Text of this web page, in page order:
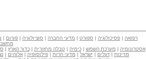
רפואה | פסיכולוגיה | ספורט | מדעי החברה | סוציולוגיה | פורום |
אסטרונומיה | מערכת השמש |כימיה | טבלה מחזורית |כדור הארץ |
מדינות |דגלים | ישראל | מדעי הרוח |פילוסופיה |אלוהים |